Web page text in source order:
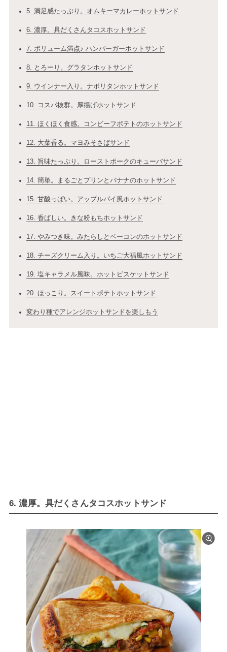
5. 満足感たっぷり。オムキーマカレーホットサンド
6. 濃厚。具だくさんタコスホットサンド
7. ボリューム満点♪ ハンバーガーホットサンド
8. とろーり。グラタンホットサンド
9. ウインナー入り。ナポリタンホットサンド
10. コスパ抜群。厚揚げホットサンド
11. ほくほく食感。コンビーフポテトのホットサンド
12. 大葉香る。マヨみそさばサンド
13. 旨味たっぷり。ローストポークのキューバサンド
14. 簡単。まるごとプリンとバナナのホットサンド
15. 甘酸っぱい。アップルパイ風ホットサンド
16. 香ばしい。きな粉もちホットサンド
17. やみつき味。みたらしとベーコンのホットサンド
18. チーズクリーム入り。いちご大福風ホットサンド
19. 塩キャラメル風味。ホットビスケットサンド
20. ほっこり。スイートポテトホットサンド
変わり種でアレンジホットサンドを楽しもう
6. 濃厚。具だくさんタコスホットサンド